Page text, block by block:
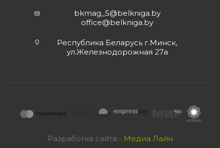
bkmag_5@belkniga.by
office@belkniga.by
Республика Беларусь г.Минск,
ул.Железнодорожная 27а
Разработка сайта - Медиа Лайн